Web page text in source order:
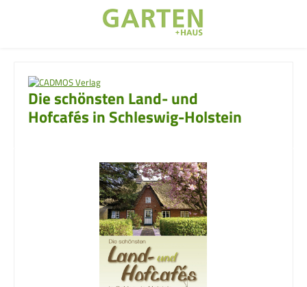
Die schönsten Land- und
Hofcafés in Schleswig-Holstein
Bildergalerie überspringen